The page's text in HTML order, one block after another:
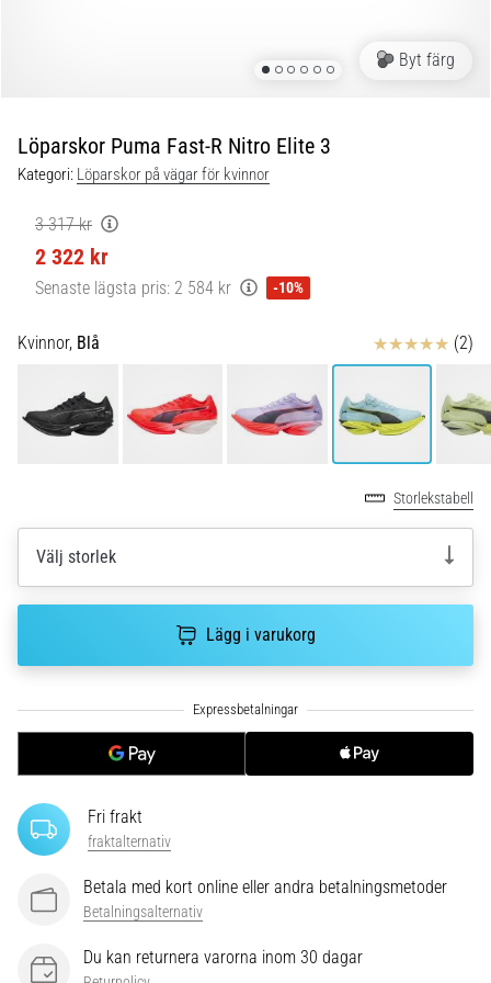
drabbar
alla
löpare
minst
gång
oavsett
amatör
är
•
Symptom,
orsaker
och
behandling
Upplever
du
hälsmärta
Byt färg
Löparskor Puma Fast-R Nitro Elite 3
Kategori: Löparskor på vägar för kvinnor
3 317 kr
2 322 kr
Senaste lägsta pris: 2 584 kr -10%
Kvinnor, Blå Recensioner (2)
Storlekstabell
Välj storlek
Lägg i varukorg
Fri frakt
fraktalternativ
Betala med kort online eller andra betalningsmetoder
Betalningsalternativ
Du kan returnera varorna inom 30 dagar